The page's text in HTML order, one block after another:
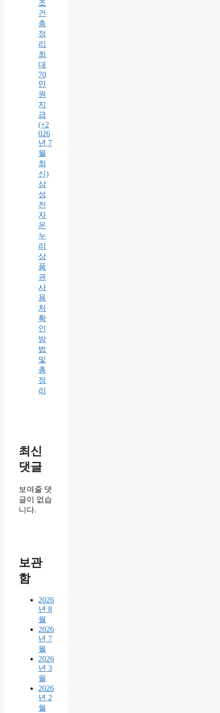
조
건
총
정
리
최
대
70
만
원
지
급
(+2
026
년 7
월
최
신)
삼
성
전
자
온
누
리
상
품
권
사
용
처
확
인
방
법
및
총
정
리
최신
댓글
보여줄 댓
글이 없습
니다.
보관
함
2026
년 8
월
2026
년 7
월
2026
년 3
월
2026
년 2
월